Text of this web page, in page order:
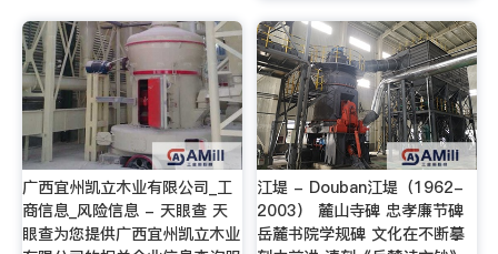
广西宜州凯立木业有限公司_工
商信息_风险信息 - 天眼查 天
眼查为您提供广西宜州凯立木业
江堤 - Douban江堤（1962-
2003） 麓山寺碑 忠孝廉节碑
岳麓书院学规碑 文化在不断摹